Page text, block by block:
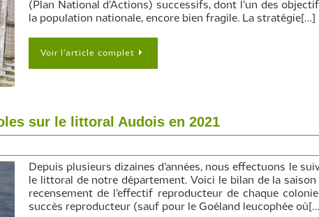
(Plan National d’Actions) successifs, dont l’un des
la population nationale, encore bien fragile. La stratégie[…]
Voir l’article complet
sur le littoral Audois en 2021
Depuis plusieurs dizaines d’années, nous effectuons le
le littoral de notre département. Voici le bilan de la
recensement de l’effectif reproducteur de chaque
succès reproducteur (sauf pour le Goéland leucophée où[…]